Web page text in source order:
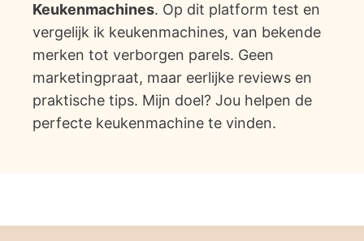
Keukenmachines. Op dit platform test en
vergelijk ik keukenmachines, van bekende
merken tot verborgen parels. Geen
marketingpraat, maar eerlijke reviews en
praktische tips. Mijn doel? Jou helpen de
perfecte keukenmachine te vinden.